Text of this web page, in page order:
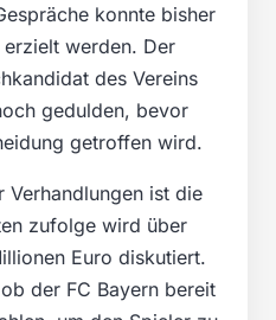
konnte bisher
werden. Der
des Vereins
gedulden, bevor
getroffen wird.
Verhandlungen ist die
zufolge wird über
Euro diskutiert.
der FC Bayern bereit